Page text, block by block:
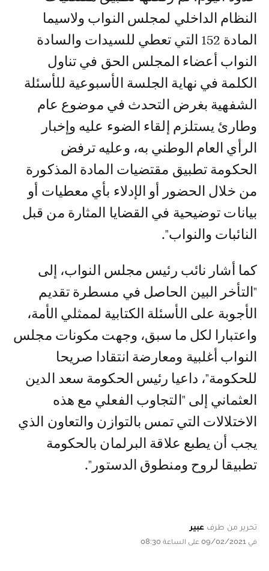
النظام الداخلي لمجلس النواب ولاسيما
المادة 152 التي تعطي للسيدات والسادة
النواب أعضاء المجلس الحق في تناول
الكلمة في نهاية الجلسة الأسبوعية للأسئلة
الشفهية بغرض التحدث في موضوع عام
وطارئ يستلزم إلقاء الضوء عليه وإخبار
الرأي العام الوطني به، وعليه ترفض
الحكومة تطبيق مقتضيات المادة المذكورة
من خلال الحضور أو الإدلاء بأي معطيات أو
بيانات توضيحية في القضايا المثارة من قبل
النائبات والنواب".
كما أشار نائب رئيس مجلس النواب، إلى
"التأخر البين الحاصل في مسطرة تقديم
الأجوبة على الأسئلة الكتابية لممثلي الأمة،
واعتبارا لكل ما سبق، وجهت مكونات مجلس
النواب أغلبية ومعارضة انتقادا صريحا
للحكومة"، داعيا رئيس الحكومة سعد الدين
العثماني إلى "التجاوب الفعلي مع هذه
الاختلالات التي تمس بالتوازن والتعاون الذي
يجب أن يطبع علاقة البرلمان بالحكومة
تطبيقا لروح ومنطوق الدستور".
تحرير من طرف عبير
في 09/02/2021 على الساعة 08:30